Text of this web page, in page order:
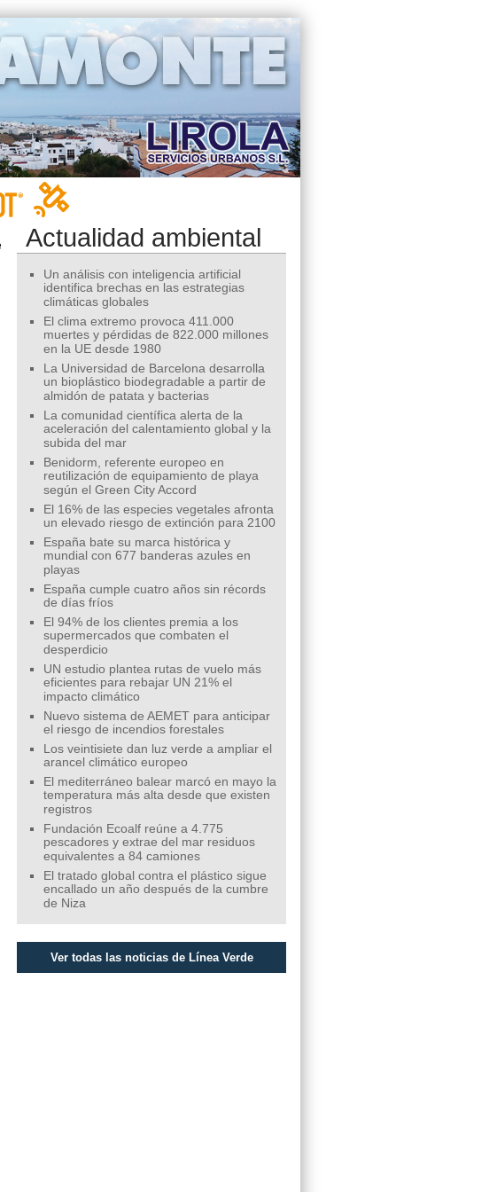
Actualidad ambiental
Un análisis con inteligencia artificial
identifica brechas en las estrategias
climáticas globales
El clima extremo provoca 411.000
muertes y pérdidas de 822.000 millones
en la UE desde 1980
La Universidad de Barcelona desarrolla
un bioplástico biodegradable a partir de
almidón de patata y bacterias
La comunidad científica alerta de la
aceleración del calentamiento global y la
subida del mar
Benidorm, referente europeo en
reutilización de equipamiento de playa
según el Green City Accord
El 16% de las especies vegetales afronta
un elevado riesgo de extinción para 2100
España bate su marca histórica y
mundial con 677 banderas azules en
playas
España cumple cuatro años sin récords
de días fríos
El 94% de los clientes premia a los
supermercados que combaten el
desperdicio
UN estudio plantea rutas de vuelo más
eficientes para rebajar UN 21% el
impacto climático
Nuevo sistema de AEMET para anticipar
el riesgo de incendios forestales
Los veintisiete dan luz verde a ampliar el
arancel climático europeo
El mediterráneo balear marcó en mayo la
temperatura más alta desde que existen
registros
Fundación Ecoalf reúne a 4.775
pescadores y extrae del mar residuos
equivalentes a 84 camiones
El tratado global contra el plástico sigue
encallado un año después de la cumbre
de Niza
Ver todas las noticias de Línea Verde